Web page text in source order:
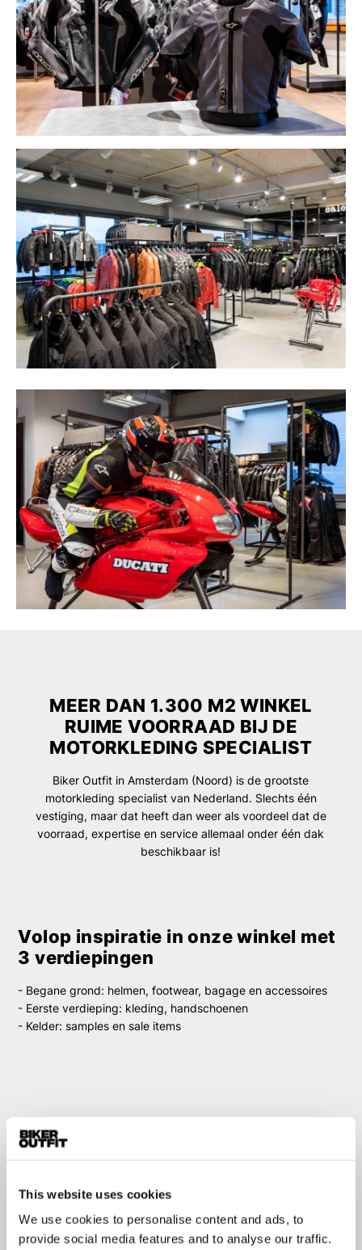
This website uses cookies
We use cookies to personalise content and ads, to
provide social media features and to analyse our traffic.
MEER DAN 1.300 M2 WINKEL
RUIME VOORRAAD BIJ DE
MOTORKLEDING SPECIALIST
Biker Outfit in Amsterdam (Noord) is de grootste
motorkleding specialist van Nederland. Slechts één
vestiging, maar dat heeft dan weer als voordeel dat de
voorraad, expertise en service allemaal onder één dak
beschikbaar is!
Volop inspiratie in onze winkel met
3 verdiepingen
- Begane grond: helmen, footwear, bagage en accessoires
- Eerste verdieping: kleding, handschoenen
- Kelder: samples en sale items